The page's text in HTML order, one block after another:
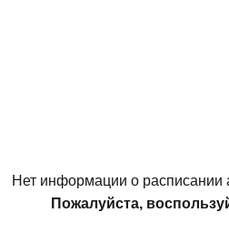
Нет информации о расписании
Пожалуйста,